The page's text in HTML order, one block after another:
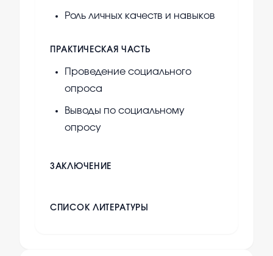
Роль личных качеств и навыков
ПРАКТИЧЕСКАЯ ЧАСТЬ
Проведение социального
опроса
Выводы по социальному
опросу
ЗАКЛЮЧЕНИЕ
СПИСОК ЛИТЕРАТУРЫ